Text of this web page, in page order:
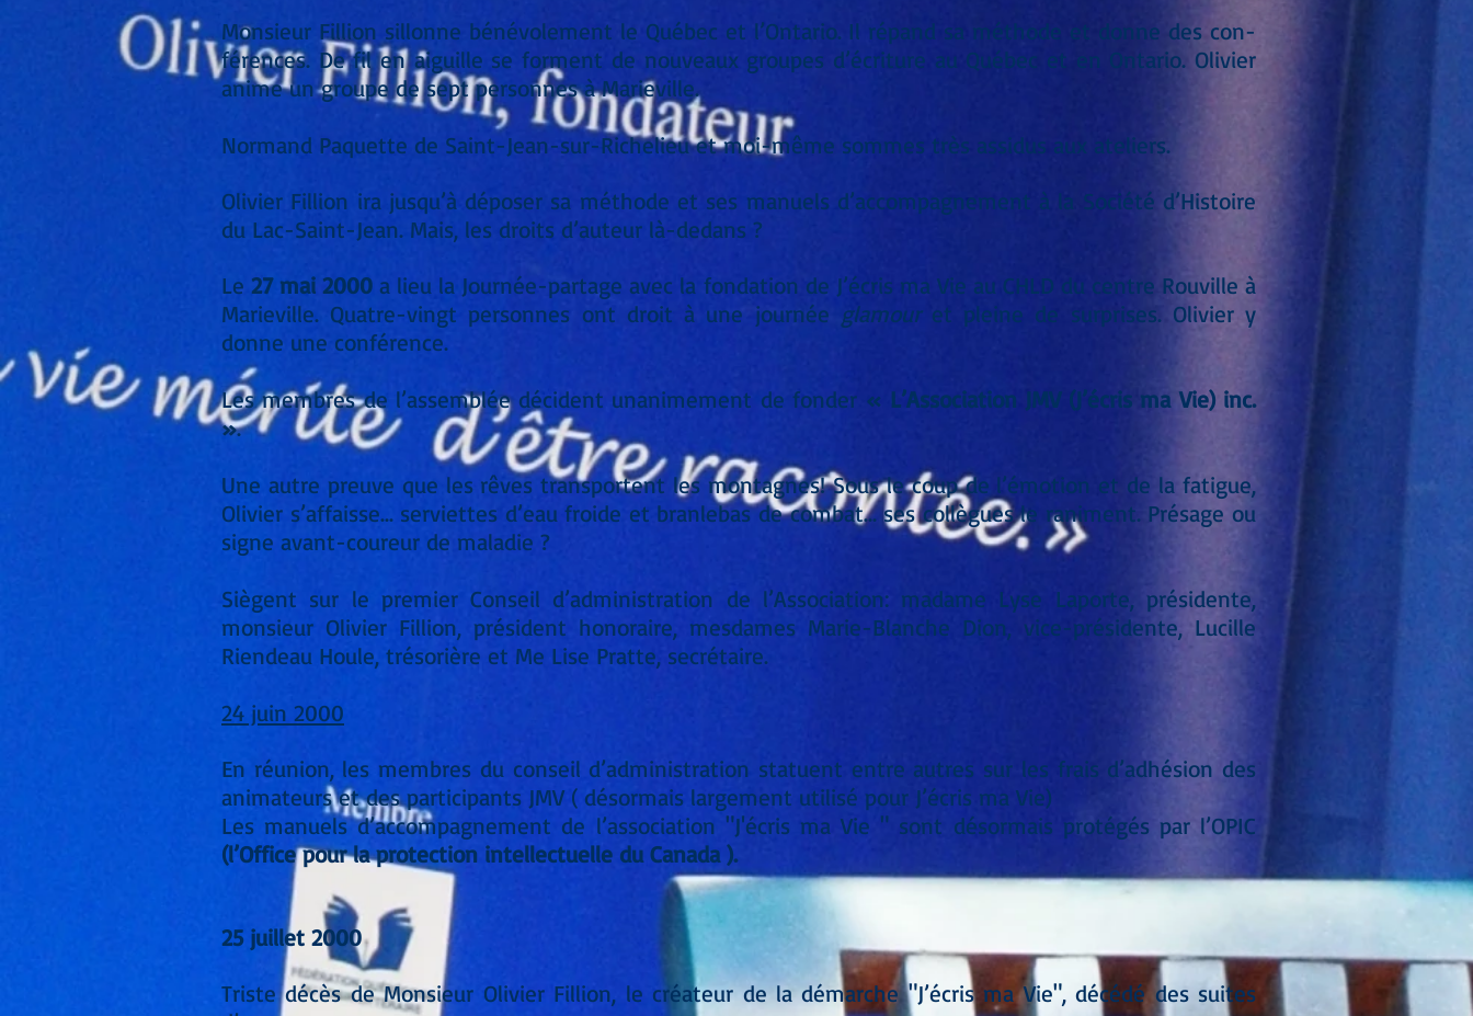
Monsieur Fillion sillonne bénévolement le Québec et l’Ontario. Il répand sa méthode et donne des con-
férences. De fil en aiguille se forment de nouveaux groupes d’écriture au Québec et en Ontario. Olivier
anime un groupe de sept personnes à Marieville.
Normand Paquette de Saint-Jean-sur-Richelieu et moi-même sommes très assidus aux ateliers.
Olivier Fillion ira jusqu’à déposer sa méthode et ses manuels d’accompagnement à la Société d’Histoire
du Lac-Saint-Jean. Mais, les droits d’auteur là-dedans ?
Le27 mai 2000 a lieu la Journée-partage avec la fondation de J’écris ma Vie au CHLD du centre Rouville à
Marieville. Quatre-vingt personnes ont droit à une journée glamouret pleine de surprises. Olivier y
donne une conférence.
Les membres de l’assemblée décident unanimement de fonder « L’Association JMV (J’écris ma Vie) inc.
».
Une autre preuve que les rêves transportent les montagnes! Sous le coup de l’émotion et de la fatigue,
Olivier s’affaisse… serviettes d’eau froide et branlebas de combat... ses collègues le raniment. Présage ou
signe avant-coureur de maladie ?
Siègent sur le premier Conseil d’administration de l’Association: madame Lyse Laporte, présidente,
monsieur Olivier Fillion, président honoraire, mesdames Marie-Blanche Dion, vice-présidente, Lucille
Riendeau Houle, trésorière et Me Lise Pratte, secrétaire.
24 juin 2000
En réunion, les membres du conseil d’administration statuent entre autres sur les frais d’adhésion des
animateurs et des participants JMV ( désormais largement utilisé pour J’écris ma Vie)
Les manuels d’accompagnement de l’association "J'écris ma Vie " sont désormais protégés par l’OPIC
(l’Office pour la protection intellectuelle du Canada ).
25 juillet 2000
Triste décès de Monsieur Olivier Fillion, le créateur de la démarche "J’écris ma Vie", décédé des suites